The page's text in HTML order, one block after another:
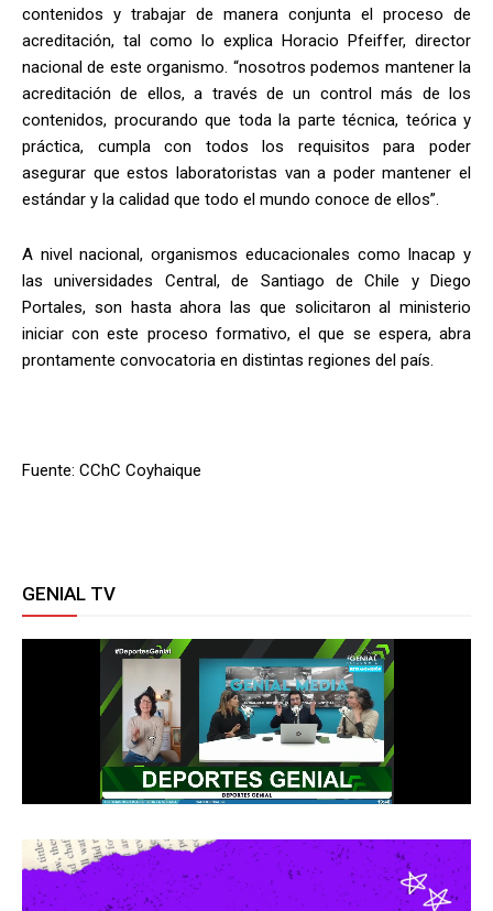
contenidos y trabajar de manera conjunta el proceso de
acreditación, tal como lo explica Horacio Pfeiffer, director
nacional de este organismo. “nosotros podemos mantener la
acreditación de ellos, a través de un control más de los
contenidos, procurando que toda la parte técnica, teórica y
práctica, cumpla con todos los requisitos para poder
asegurar que estos laboratoristas van a poder mantener el
estándar y la calidad que todo el mundo conoce de ellos”.
A nivel nacional, organismos educacionales como Inacap y
las universidades Central, de Santiago de Chile y Diego
Portales, son hasta ahora las que solicitaron al ministerio
iniciar con este proceso formativo, el que se espera, abra
prontamente convocatoria en distintas regiones del país.
Fuente: CChC Coyhaique
GENIAL TV